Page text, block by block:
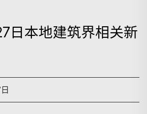
日本地建筑界相关新